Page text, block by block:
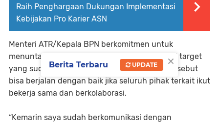
Raih Penghargaan Dukungan Implementasi
Kebijakan Pro Karier ASN
Menteri ATR/Kepala BPN berkomitmen untuk
menuntaskan pekerjaan rumah dan mencapai target
yang sudah dicanangkan sebelumnya. Hal tersebut
bisa berjalan dengan baik jika seluruh pihak terkait ikut
bekerja sama dan berkolaborasi.
“Kemarin saya sudah berkomunikasi dengan
×
Berita Terbaru UPDATE